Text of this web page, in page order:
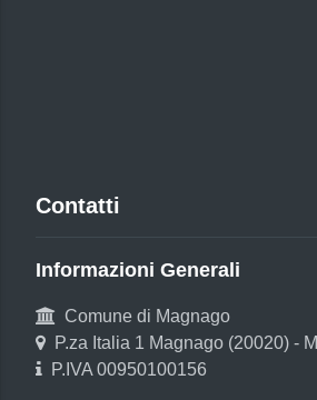
Contatti
Informazioni Generali
Comune di Magnago
P.za Italia 1 Magnago (20020) - MI
P.IVA 00950100156